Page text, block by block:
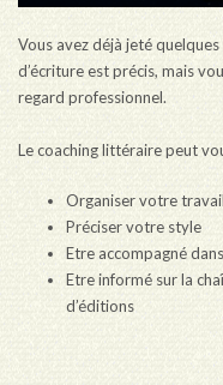
Vous avez déjà jeté
d’écriture est précis, mais
regard professionnel.
Le coaching littéraire peut
Organiser votre
Préciser votre style
Etre accompagné
Etre informé sur la
d’éditions